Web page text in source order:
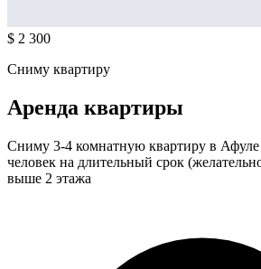
$ 2 300
Сниму квартиру
Аренда квартиры
Сниму 3-4 комнатную квартиру в Афуле
человек на длительный срок
выше 2 этажа